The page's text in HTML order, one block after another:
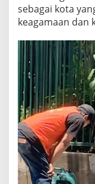
sebagai kota
keagamaan dan